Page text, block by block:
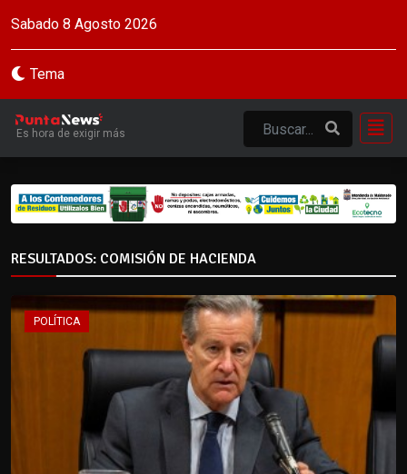
Sabado 8 Agosto 2026
Tema
Es hora de exigir más
RESULTADOS: COMISIÓN DE HACIENDA
POLÍTICA